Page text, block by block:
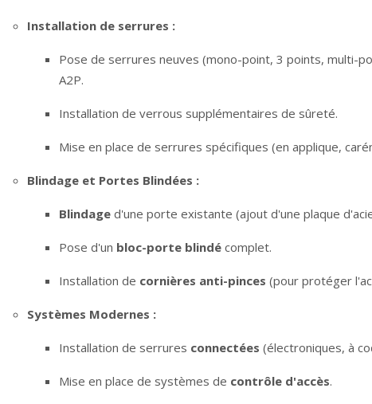
Installation de serrures :
Pose de serrures neuves (mono-point, 3 points, multi-
A2P.
Installation de verrous supplémentaires de sûreté.
Mise en place de serrures spécifiques (en applique,
Blindage et Portes Blindées :
Blindage d'une porte existante (ajout d'une plaque
Pose d'un bloc-porte blindé complet.
Installation de cornières anti-pinces (pour protéger
Systèmes Modernes :
Installation de serrures connectées (électroniques, à
Mise en place de systèmes de contrôle d'accès.